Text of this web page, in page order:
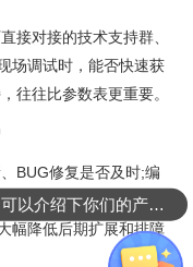
对接的技术支持群、
场调试时，能否快速获
往往比参数表更重要。
BUG修复是否及时;编
懂。生态开放的品牌
幅降低后期扩展和排障
可以介绍下你们的产品么？